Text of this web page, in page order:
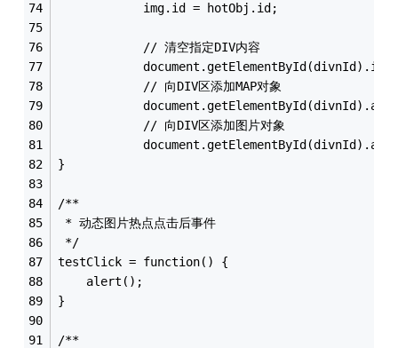
			img.id = hotObj.id;
			// 清空指定DIV内容
			// 向DIV区添加MAP对象
			// 向DIV区添加图片对象
}
/**
* 动态图片热点点击后事件
*/
testClick = function() {
	alert();
}
/**